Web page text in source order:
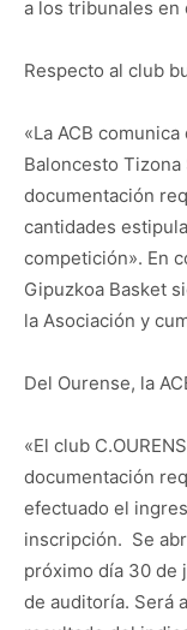
a los tribunales en
Respecto al club
«La ACB
Baloncesto
documentación
cantidades
competición». En
Gipuzkoa Basket
la Asociación y
Del Ourense, la
«El club
documentación
efectuado el
inscripción. Se
próximo día 30 de
de auditoría. Será